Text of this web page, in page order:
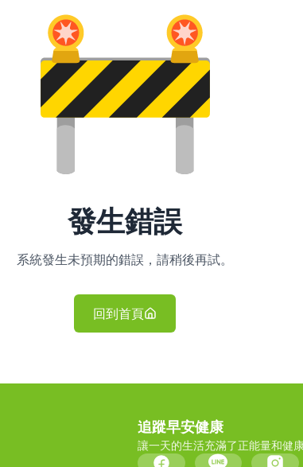
發生錯誤
系統發生未預期的錯誤，請稍後再試。
回到首頁
追蹤早安健康
讓一天的生活充滿了正能量和健